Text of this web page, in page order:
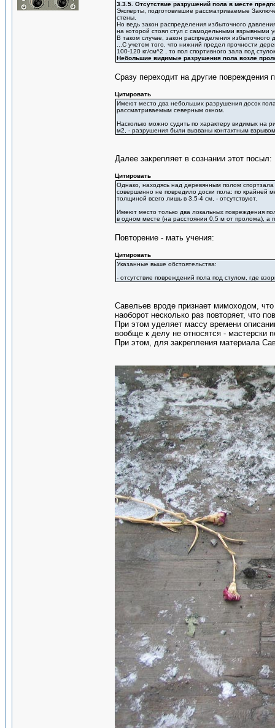
3.3.5. Отсутствие разрушений пола в месте
Эксперты, подготовившие рассматриваемые
стены.
Но ведь закон распределения избыточного
на которой стоял стул с самодельными взрывными
В таком случае, закон распределения избыточного
...С учетом того, что нижний предел прочности
100-120 кг/см^2 , то пол спортивного зала под
Небольшие видимые разрушения пола возле
Сразу переходит на другие повреждения
Цитировать
Имеют место два небольших разрушения досок
рассматриваемым северным окном.
Насколько можно судить по характеру видимых на
м2, - разрушения были вызваны контактным
Далее закрепляет в сознании этот посыл:
Цитировать
Однако, находясь над деревянным полом
совершенно не повредило доски пола: по крайней
толщиной всего лишь в 3,5-4 см, - отсутствуют.
Имеют место только два локальных повреждения
в одном месте (на расстоянии 0,5 м от пролома), а
Повторение - мать учения:
Цитировать
Указанные выше обстоятельства:
- отсутствие повреждений пола под стулом, где
Савельев вроде признает мимоходом,
наоборот несколько раз повторяет, что
При этом уделяет массу времени
вообще к делу не относятся - мастерски
При этом, для закрепления материала